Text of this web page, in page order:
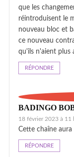
que les
réintroduisent le
nouveau bloc et
ce nouveau
qu'ils n'aient plus
RÉPONDRE
BADINGO
18 février 2023 à 11
Cette chaîne aura
RÉPONDRE